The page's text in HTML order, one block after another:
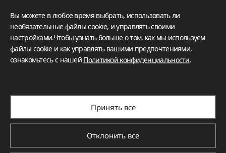
Вы можете в любое время выбрать, использовать ли
необязательные файлы cookie, и управлять своими
настройками.Чтобы узнать больше о том, как мы используем
файлы cookie и как управлять вашими предпочтениями,
ознакомьтесь с нашей Политикой конфиденциальности.
Принять все
Отклонить все